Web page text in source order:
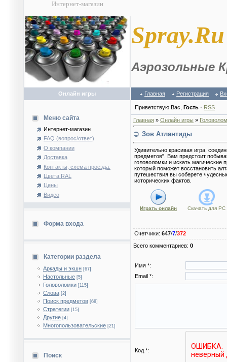
Интернет-магазин
Spray.Ru
Аэрозольные
Онлайн игры Главная Регистрация
Меню сайта
Интернет-магазин
FAQ (вопрос/ответ)
О компании
Доставка
Контакты, схема проезда.
Цвета RAL
Цены
Видео
Форма входа
Категории раздела
Аркады и экшн [67]
Настольные [5]
Головоломки [115]
Слова [2]
Поиск предметов [68]
Стратегии [15]
Другие [4]
Многопользовательские [21]
Поиск
Приветствую Вас Гость · RSS
Главная » Онлайн игры »
Зов Атлантиды
Удивительно красивая игра,
предметов". Вам предстоит
головоломки и искать магические
который поможет восстановить
путешествия вы соберете
исторических фактов.
Играть онлайн Скачать для PC
Счетчики: 647/7/372
Всего комментариев: 0
Имя *:
Email *:
Код *: